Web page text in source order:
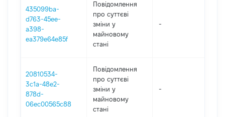
435099ba-
d763-45ee-
a398-
ea379e64e85f
Повідомлення
про суттєві
зміни y
майновому
стані
-
20810534-
3c1a-48e2-
878d-
06ec00565c88
Повідомлення
про суттєві
зміни y
майновому
стані
-